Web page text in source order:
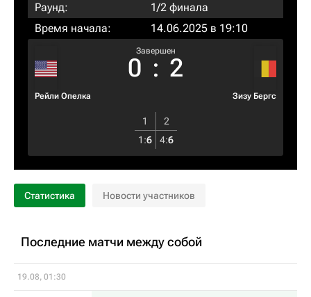
Раунд:
1/2 финала
Время начала:
14.06.2025 в 19:10
Рейли Опелка
Завершен
0 : 2
Зизу Бергс
1
2
1 :6 4:6
Статистика Новости участников
Последние матчи между собой
19.08, 01:30